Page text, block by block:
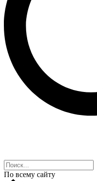
По всему сайту